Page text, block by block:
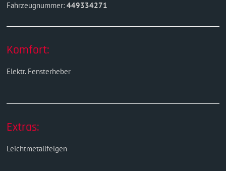
Fahrzeugnummer: 449334271
Komfort:
Elektr. Fensterheber
Extras:
Leichtmetallfelgen